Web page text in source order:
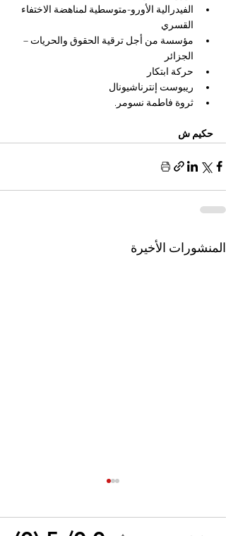
الفيدرالية الأورو-متوسطية لمناهضة الاختفاء
القسري
مؤسسة من أجل ترقية الحقوق والحريات –
الجزائر
حركة ابتكار
ريبوست إنترناشيونال
ثروة فاطمة نسومر.
حكيم ش
المنشورات الأخيرة